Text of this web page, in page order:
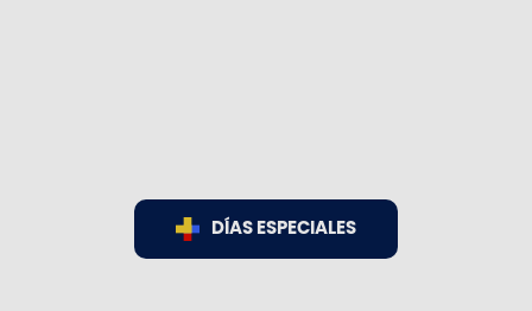
DÍAS ESPECIALES